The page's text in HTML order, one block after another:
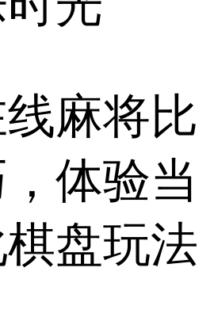
麻将比
体验当
盘玩法